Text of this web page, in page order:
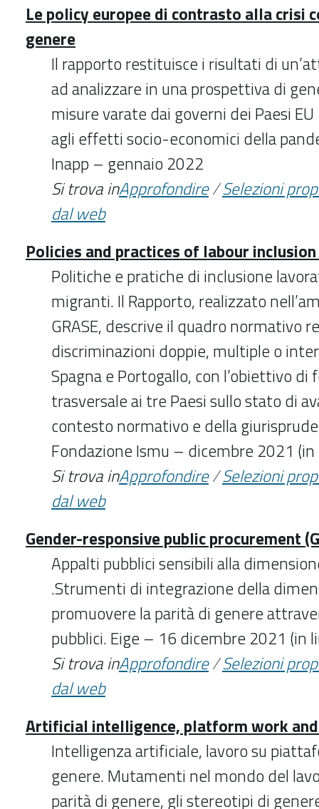
Le policy europee di contrasto alla crisi
genere
Il rapporto restituisce i risultati di
ad analizzare in una prospettiva di
misure varate dai governi dei Paesi
agli effetti socio-economici della
Inapp – gennaio 2022
Si trova inApprofondire/Selezioni
dal web
Policies and practices of labour
Politiche e pratiche di inclusione
migranti. Il Rapporto, realizzato
GRASE, descrive il quadro normativo
discriminazioni doppie, multiple o
Spagna e Portogallo, con l’obiettivo
trasversale ai tre Paesi sullo stato di
contesto normativo e della
Fondazione Ismu – dicembre 2021 (in
Si trova inApprofondire/Selezioni
dal web
Gender-responsive public procurement
Appalti pubblici sensibili alla
.Strumenti di integrazione della
promuovere la parità di genere
pubblici. Eige – 16 dicembre 2021 (in
Si trova inApprofondire/Selezioni
dal web
Artificial intelligence, platform work
Intelligenza artificiale, lavoro su
genere. Mutamenti nel mondo del
parità di genere, gli stereotipi di